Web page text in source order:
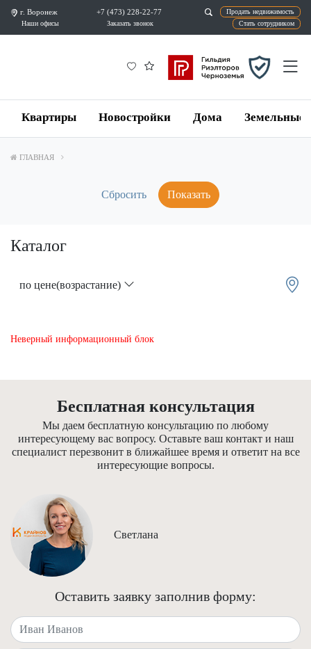
г. Воронеж
Наши офисы
+7 (473) 228-22-77
Квартиры Новостройки Дома Земельные
ГЛАВНАЯ
Показать
Каталог
по цене(возрастание)
Неверный информационный блок
Бесплатная консультация
Мы даем бесплатную консультацию по любому
интересующему вас вопросу. Оставьте ваш контакт и наш
специалист перезвонит в ближайшее время и ответит на все
интересующие вопросы.
Светлана
Оставить заявку заполнив форму:
Ваше имя